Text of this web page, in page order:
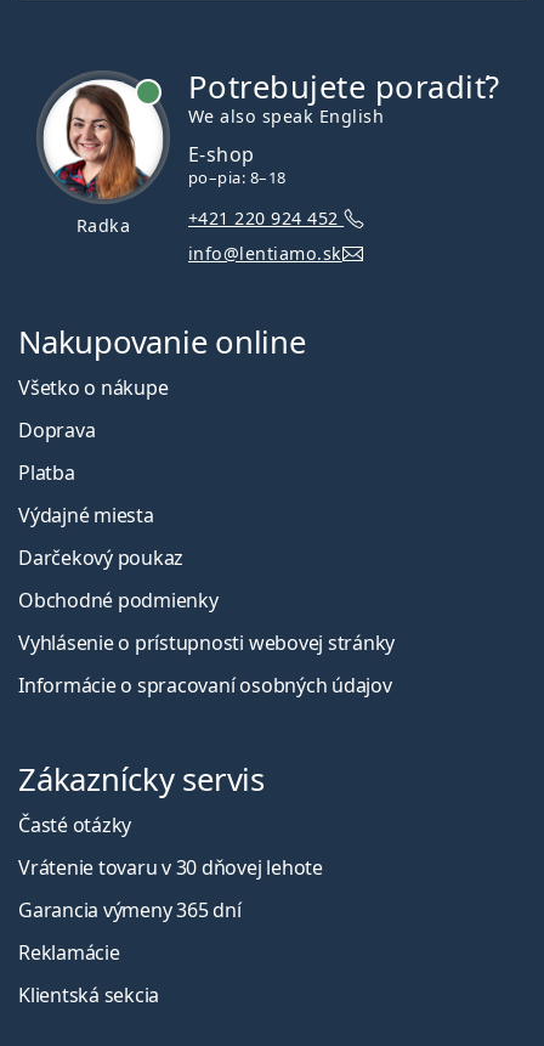
Radka
Potrebujete poradiť?
We also speak English
E-shop
po–pia: 8–18
+421 220 924 452
info@lentiamo.sk
Nakupovanie online
Všetko o nákupe
Doprava
Platba
Výdajné miesta
Darčekový poukaz
Obchodné podmienky
Vyhlásenie o prístupnosti webovej stránky
Informácie o spracovaní osobných údajov
Zákaznícky servis
Časté otázky
Vrátenie tovaru v 30 dňovej lehote
Garancia výmeny 365 dní
Reklamácie
Klientská sekcia